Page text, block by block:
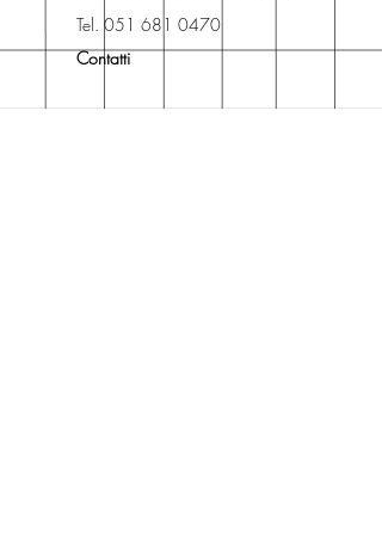
Popolo 3, 40017
San Giovanni in Persiceto (BO).
Tel. 051 681 0470
Contatti